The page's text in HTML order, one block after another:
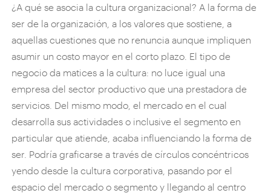
¿A qué se asocia la cultura organizacional? A la forma de
ser de la organización, a los valores que sostiene, a
aquellas cuestiones que no renuncia aunque impliquen
asumir un costo mayor en el corto plazo. El tipo de
negocio da matices a la cultura: no luce igual una
empresa del sector productivo que una prestadora de
servicios. Del mismo modo, el mercado en el cual
desarrolla sus actividades o inclusive el segmento en
particular que atiende, acaba influenciando la forma de
ser. Podría graficarse a través de círculos concéntricos
yendo desde la cultura corporativa, pasando por el
espacio del mercado o segmento y llegando al centro